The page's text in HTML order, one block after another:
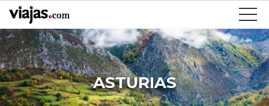
ASTURIAS